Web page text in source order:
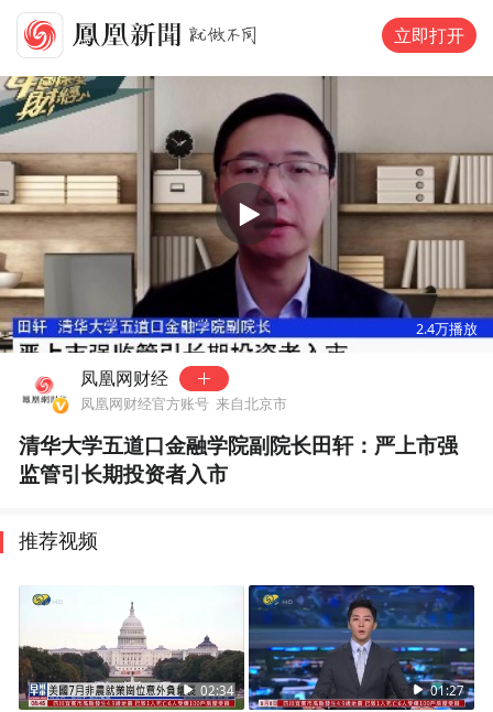
立即打开
00:00 05:24
2.4万播放
凤凰网财经
凤凰网财经官方账号 来自北京市
清华大学五道口金融学院副院长田轩：严上市强
监管引长期投资者入市
推荐视频
02:34 01:27